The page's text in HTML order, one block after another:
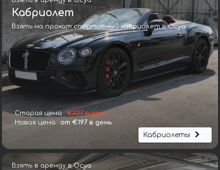
Кабриолет
Взять на прокат спортивный кабриолет в Осуа
Старая цена :€227 в день
Новая цена : от €197 в день
Кабриолеты
Взять в аренду в Осуа